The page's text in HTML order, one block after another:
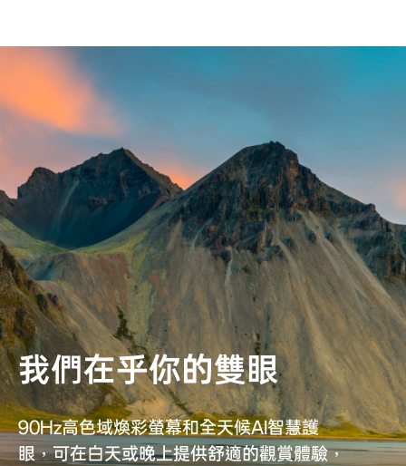
我們在乎你的雙眼
90Hz高色域煥彩螢幕和全天候AI智慧護
眼，可在白天或晚上提供舒適的觀賞體驗，